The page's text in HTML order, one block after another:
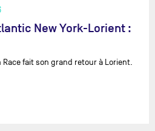
New York-Lorient :
Race fait son grand retour à Lorient.